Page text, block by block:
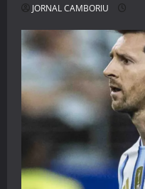
JORNAL CAMBORIU